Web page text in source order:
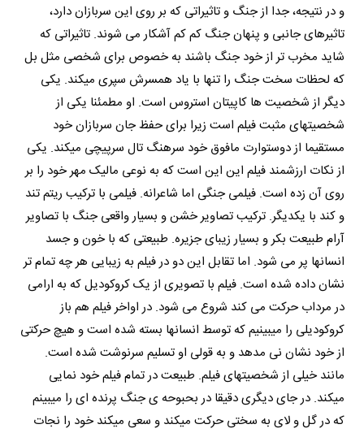
و در نتیجه، جدا از جنگ و تاثیراتی که بر روی این سربازان دارد،
تاثیرهای جانبی و پنهان جنگ کم کم آشکار می شوند. تاثیراتی که
شاید مخرب تر از خود جنگ باشند به خصوص برای شخصی مثل بل
که لحظات سخت جنگ را تنها با یاد همسرش سپری میکند. یکی
دیگر از شخصیت ها کاپیتان استروس است. او مطمئنا یکی از
شخصیتهای مثبت فیلم است زیرا برای حفظ جان سربازان خود
مستقیما از دوستوارت مافوق خود سرهنگ تال سرپیچی میکند. یکی
از نکات ارزشمند فیلم این این است که به نوعی مالیک مهر خود را بر
روی آن زده است. فیلمی جنگی اما شاعرانه. فیلمی با ترکیب ریتم تند
و کند با یکدیگر. ترکیب تصاویر خشن و بسیار واقعی جنگ با تصاویر
آرام طبیعت بکر و بسیار زیبای جزیره. طبیعتی که با خون و جسد
انسانها پر می شود. اما تقابل این دو در فیلم به زیبایی هر چه تمام تر
نشان داده شده است. فیلم با تصویری از یک کروکودیل که به ارامی
در مرداب حرکت می کند شروع می شود. در اواخر فیلم هم باز
کروکودیلی را میبینیم که توسط انسانها بسته شده است و هیچ حرکتی
از خود نشان نی مدهد و به قولی او تسلیم سرنوشت شده است.
مانند خیلی از شخصیتهای فیلم. طبیعت در تمام فیلم خود نمایی
میکند. در جای دیگری دقیقا در بحبوحه ی جنگ پرنده ای را میبینم
که در گل و لای به سختی حرکت میکند و سعی میکند خود را نجات